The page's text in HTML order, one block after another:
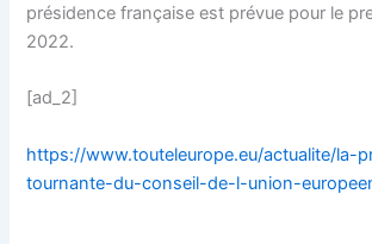
présidence française est prévue pour le
2022.
[ad_2]
https://www.touteleurope.eu/actualite/la-
tournante-du-conseil-de-l-union-